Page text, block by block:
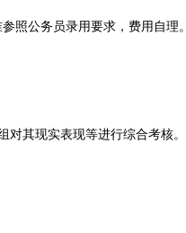
公务员录用要求，费用自理
其现实表现等进行综合考核。